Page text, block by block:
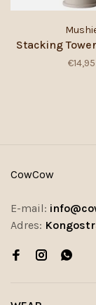
Stacking
€14,95
CowCow
E-mail:
Adres: